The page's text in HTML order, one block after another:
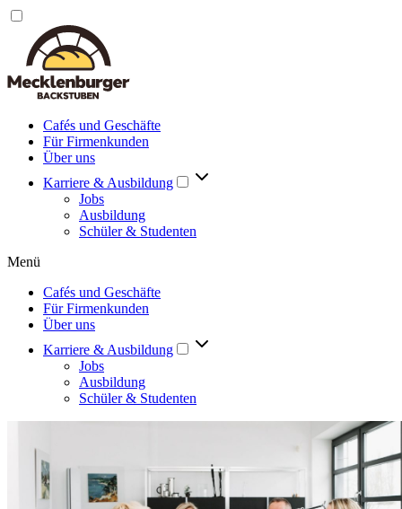
Cafés und Geschäfte
Für Firmenkunden
Über uns
Karriere & Ausbildung
Jobs
Ausbildung
Schüler & Studenten
Menü
Cafés und Geschäfte
Für Firmenkunden
Über uns
Karriere & Ausbildung
Jobs
Ausbildung
Schüler & Studenten